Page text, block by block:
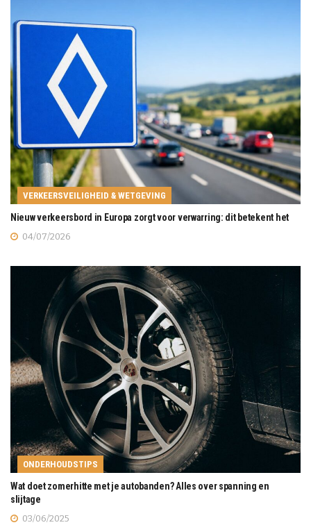
VERKEERSVEILIGHEID & WETGEVING
Nieuw verkeersbord in Europa zorgt voor verwarring: dit betekent het
04/07/2026
ONDERHOUDSTIPS
Wat doet zomerhitte met je autobanden? Alles over spanning en
slijtage
03/06/2025